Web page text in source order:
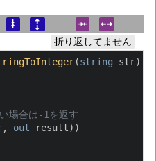
折り返してません
(string str)
場合は-1を返す
out result))